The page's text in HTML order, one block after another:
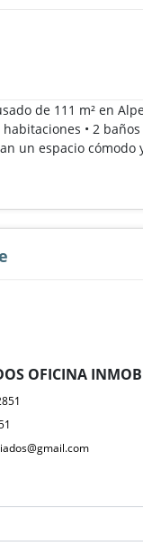
de 111 m² en
• 2
un espacio cómodo
OFICINA